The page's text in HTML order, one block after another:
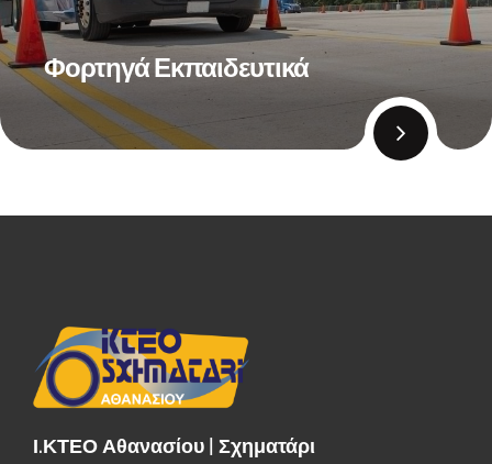
Φορτηγά Εκπαιδευτικά
Ι.ΚΤΕΟ Αθανασίου | Σχηματάρι